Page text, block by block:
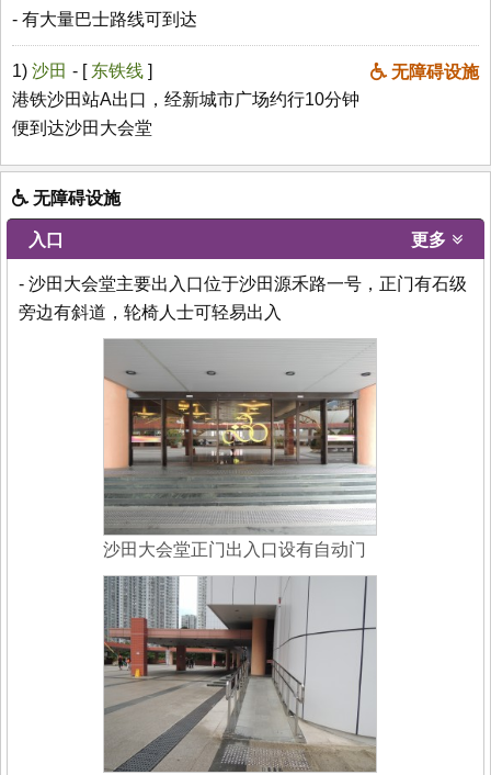
- 有大量巴士路线可到达
1) 沙田 无障碍设施
- [ 东铁线 ]
港铁沙田站A出口，经新城市广场约行10分钟
便到达沙田大会堂
无障碍设施
入口 更多
- 沙田大会堂主要出入口位于沙田源禾路一号，正门有石级
旁边有斜道，轮椅人士可轻易出入
沙田大会堂正门出入口设有自动门